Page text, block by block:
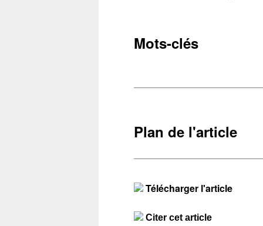
Mots-clés
Plan de l'article
Télécharger l'article
Citer cet article